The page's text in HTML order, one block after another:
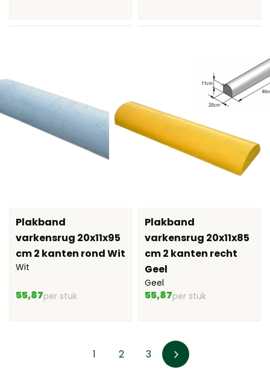
Plakband
varkensrug 20x11x95
cm 2 kanten rond Wit
Wit
55,87per stuk
Plakband
varkensrug 20x11x85
cm 2 kanten recht
Geel
Geel
55,87per stuk
1 2 3